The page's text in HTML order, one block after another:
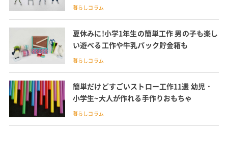
暮らしコラム
夏休みに!小学1年生の簡単工作 男の子も楽し
い遊べる工作や牛乳パック貯金箱も
暮らしコラム
簡単だけどすごいストロー工作11選 幼児・
小学生~大人が作れる手作りおもちゃ
暮らしコラム